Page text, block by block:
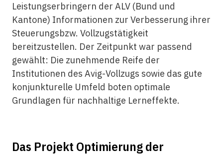
Leistungserbringern der ALV (Bund und
Kantone) Informationen zur Verbesserung ihrer
Steuerungsbzw. Vollzugstätigkeit
bereitzustellen. Der Zeitpunkt war passend
gewählt: Die zunehmende Reife der
Institutionen des Avig-Vollzugs sowie das gute
konjunkturelle Umfeld boten optimale
Grundlagen für nachhaltige Lerneffekte.
Das Projekt Optimierung der